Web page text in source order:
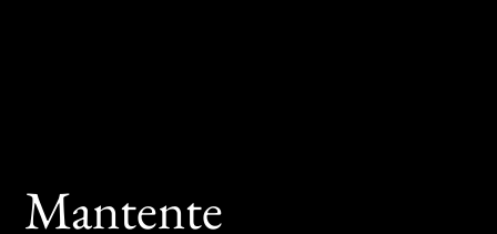
Mantente